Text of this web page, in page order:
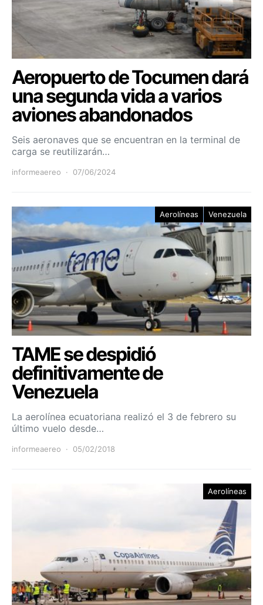
Aeropuerto de Tocumen dará
una segunda vida a varios
aviones abandonados
Seis aeronaves que se encuentran en la terminal de
carga se reutilizarán…
informeaereo 07/06/2024
Aerolíneas Venezuela
TAME se despidió
definitivamente de
Venezuela
La aerolínea ecuatoriana realizó el 3 de febrero su
último vuelo desde…
informeaereo 05/02/2018
Aerolíneas